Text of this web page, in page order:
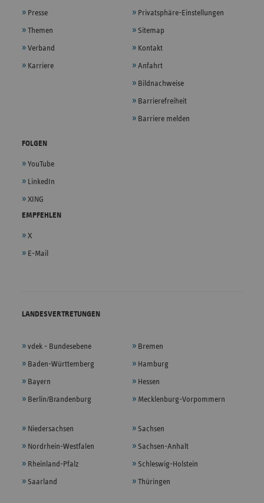
Presse
Themen
Verband
Karriere
Privatsphäre-Einstellungen
Sitemap
Kontakt
Anfahrt
Bildnachweise
Barrierefreiheit
Barriere melden
FOLGEN
YouTube
LinkedIn
XING
EMPFEHLEN
X
E-Mail
LANDESVERTRETUNGEN
vdek - Bundesebene
Baden-Württemberg
Bayern
Berlin/Brandenburg
Bremen
Hamburg
Hessen
Mecklenburg-Vorpommern
Niedersachsen
Nordrhein-Westfalen
Rheinland-Pfalz
Saarland
Sachsen
Sachsen-Anhalt
Schleswig-Holstein
Thüringen